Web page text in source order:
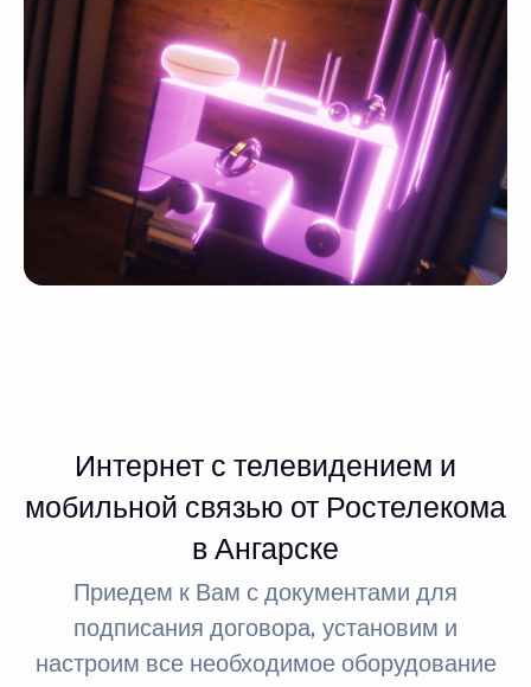
Интернет с телевидением и
мобильной связью от Ростелекома
в Ангарске
Приедем к Вам с документами для
подписания договора, установим и
настроим все необходимое оборудование